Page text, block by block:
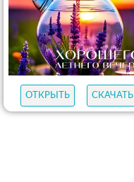
ОТКРЫТЬ СКАЧАТЬ